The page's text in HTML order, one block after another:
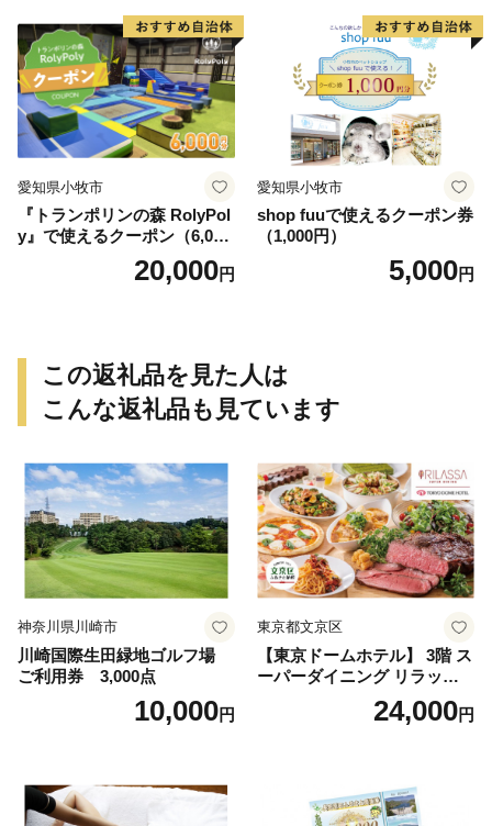
愛知県小牧市
『トランポリンの森 RolyPol
y』で使えるクーポン（6,000
20,000円
愛知県小牧市
shop fuuで使えるクーポン券
（1,000円）
5,000円
この返礼品を見た人は
こんな返礼品も見ています
神奈川県川崎市
川崎国際生田緑地ゴルフ場
ご利用券 3,000点
10,000円
東京都文京区
【東京ドームホテル】 3階 ス
ーパーダイニング リラッサ
ランチブッフェ お食事券 大
人1名様分 関東 東京 ご利用
24,000円